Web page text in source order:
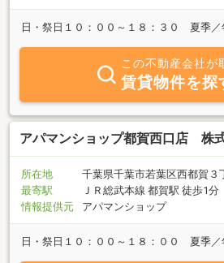
日・祭日１０：００～１８：３０ 夏季
この不動産会社が
賃貸物件を探
アパマンショップ都賀西口店 株
所在地
千葉県千葉市若葉区西都賀３
最寄駅
ＪＲ総武本線 都賀駅 徒歩1分
情報提供元
アパマンショップ
日・祭日１０：００～１８：００ 夏季